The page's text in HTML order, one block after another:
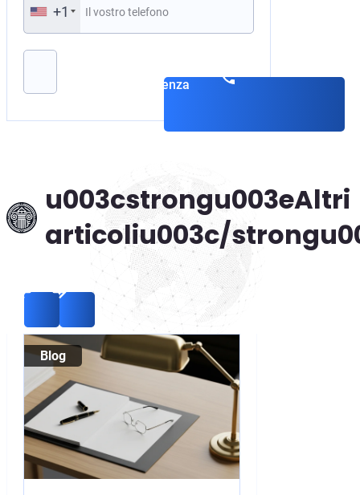
+1
consulenza
u003cstrongu003eAltri
articoliu003c/
Blog